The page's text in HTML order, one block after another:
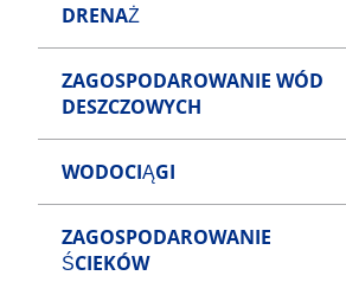
DRENAŻ
ZAGOSPODAROWANIE WÓD
DESZCZOWYCH
WODOCIĄGI
ZAGOSPODAROWANIE
ŚCIEKÓW